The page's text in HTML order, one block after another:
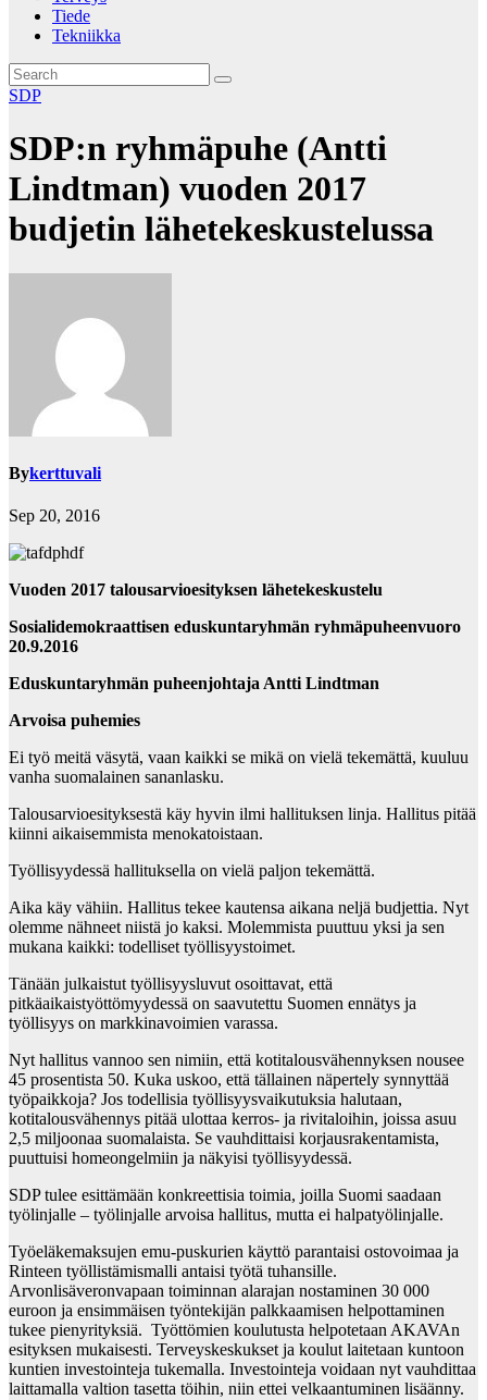
Tiede
Tekniikka
SDP
SDP:n ryhmäpuhe (Antti
Lindtman) vuoden 2017
budjetin lähetekeskustelussa
Bykerttuvali
Sep 20, 2016
Vuoden 2017 talousarvioesityksen lähetekeskustelu
Sosialidemokraattisen eduskuntaryhmän ryhmäpuheenvuoro
20.9.2016
Eduskuntaryhmän puheenjohtaja Antti Lindtman
Arvoisa puhemies
Ei työ meitä väsytä, vaan kaikki se mikä on vielä tekemättä, kuuluu
vanha suomalainen sananlasku.
Talousarvioesityksestä käy hyvin ilmi hallituksen linja. Hallitus pitää
kiinni aikaisemmista menokatoistaan.
Työllisyydessä hallituksella on vielä paljon tekemättä.
Aika käy vähiin. Hallitus tekee kautensa aikana neljä budjettia. Nyt
olemme nähneet niistä jo kaksi. Molemmista puuttuu yksi ja sen
mukana kaikki: todelliset työllisyystoimet.
Tänään julkaistut työllisyysluvut osoittavat, että
pitkäaikaistyöttömyydessä on saavutettu Suomen ennätys ja
työllisyys on markkinavoimien varassa.
Nyt hallitus vannoo sen nimiin, että kotitalousvähennyksen nousee
45 prosentista 50. Kuka uskoo, että tällainen näpertely synnyttää
työpaikkoja? Jos todellisia työllisyysvaikutuksia halutaan,
kotitalousvähennys pitää ulottaa kerros- ja rivitaloihin, joissa asuu
2,5 miljoonaa suomalaista. Se vauhdittaisi korjausrakentamista,
puuttuisi homeongelmiin ja näkyisi työllisyydessä.
SDP tulee esittämään konkreettisia toimia, joilla Suomi saadaan
työlinjalle – työlinjalle arvoisa hallitus, mutta ei halpatyölinjalle.
Työeläkemaksujen emu-puskurien käyttö parantaisi ostovoimaa ja
Rinteen työllistämismalli antaisi työtä tuhansille.
Arvonlisäveronvapaan toiminnan alarajan nostaminen 30 000
euroon ja ensimmäisen työntekijän palkkaamisen helpottaminen
tukee pienyrityksiä. Työttömien koulutusta helpotetaan AKAVAn
esityksen mukaisesti. Terveyskeskukset ja koulut laitetaan kuntoon
kuntien investointeja tukemalla. Investointeja voidaan nyt vauhdittaa
laittamalla valtion tasetta töihin, niin ettei velkaantuminen lisäänny.